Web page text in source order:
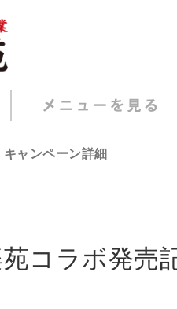
キャンペーン詳細
コラボ発売